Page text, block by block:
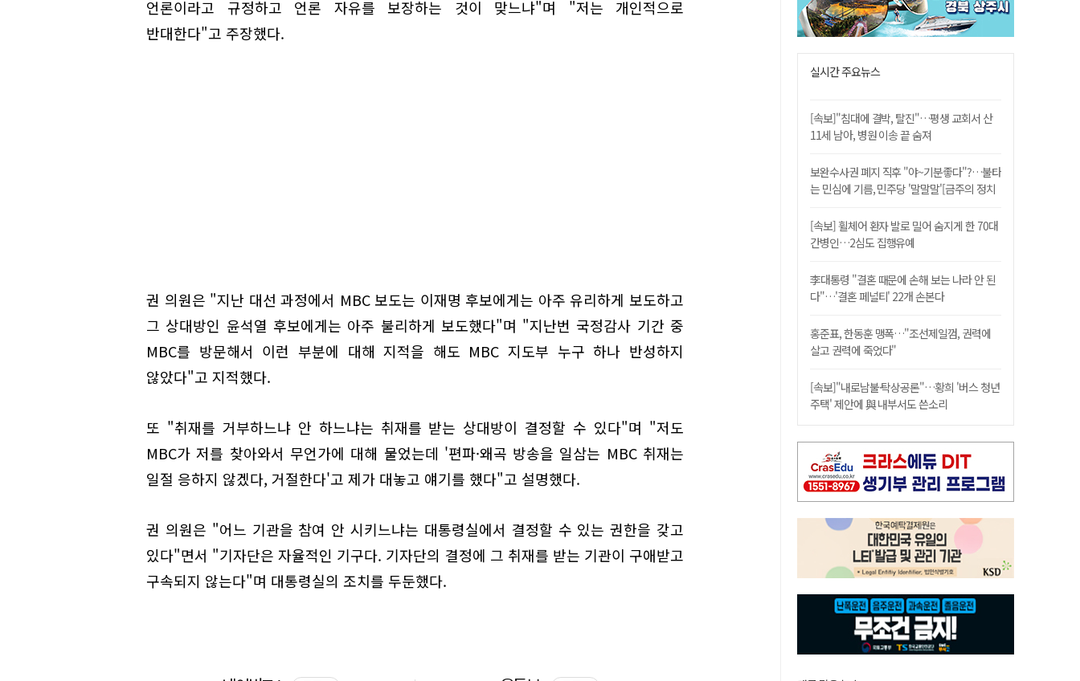
언론이라고 규정하고 언론 자유를 보장하는 것이 맞느냐"며 "저는 개인적으로
반대한다"고 주장했다.
권 의원은 "지난 대선 과정에서 MBC 보도는 이재명 후보에게는 아주 유리하게 보도하고
그 상대방인 윤석열 후보에게는 아주 불리하게 보도했다"며 "지난번 국정감사 기간 중
MBC를 방문해서 이런 부분에 대해 지적을 해도 MBC 지도부 누구 하나 반성하지
않았다"고 지적했다.
또 "취재를 거부하느냐 안 하느냐는 취재를 받는 상대방이 결정할 수 있다"며 "저도
MBC가 저를 찾아와서 무언가에 대해 물었는데 '편파·왜곡 방송을 일삼는 MBC 취재는
일절 응하지 않겠다, 거절한다'고 제가 대놓고 얘기를 했다"고 설명했다.
권 의원은 "어느 기관을 참여 안 시키느냐는 대통령실에서 결정할 수 있는 권한을 갖고
있다"면서 "기자단은 자율적인 기구다. 기자단의 결정에 그 취재를 받는 기관이 구애받고
구속되지 않는다"며 대통령실의 조치를 두둔했다.
실시간 주요뉴스
[속보]"침대에 결박, 탈진"…평생 교회서 산
11세 남아, 병원 이송 끝 숨져
보완수사권 폐지 직후 "야~기분좋다"?…불타
는 민심에 기름, 민주당 '말말말'[금주의 정치
[속보] 휠체어 환자 발로 밀어 숨지게 한 70대
간병인…2심도 집행유예
李대통령 "결혼 때문에 손해 보는 나라 안 된
다"…'결혼 페널티' 22개 손본다
홍준표, 한동훈 맹폭…"조선제일껌, 권력에
살고 권력에 죽었다"
[속보]"내로남불·탁상공론"…황희 '버스 청년
주택' 제안에 與 내부서도 쓴소리